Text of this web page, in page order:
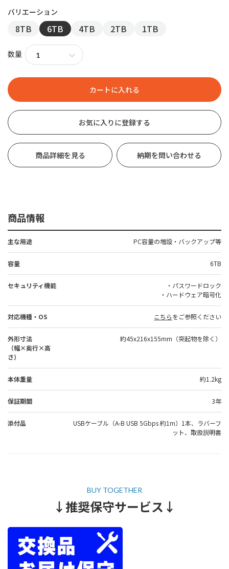
8TB 6TB 4TB 2TB 1TB
数量
↓推奨保守サービス↓
お気に入りに登録する
商品詳細を見る 納期を問い合わせる
商品情報
主な用途 PC容量の増設・バックアップ等
容量 6TB
セキュリティ機能
・パスワードロック
・ハードウェア暗号化
対応機種・OS こちらをご参照ください
外形寸法
（幅×奥行×高
さ）
約45x216x155mm（突起物を除く）
本体重量 約1.2kg
保証期間 3年
添付品
USBケーブル（A-B USB 5Gbps 約1m）1本、ラバーフ
ット、取扱説明書